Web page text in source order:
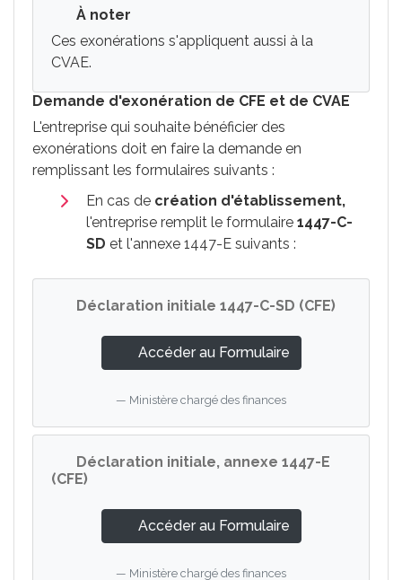
À noter
Ces exonérations s'appliquent aussi à la
CVAE.
Demande d'exonération de CFE et de CVAE
L'entreprise qui souhaite bénéficier des
exonérations doit en faire la demande en
remplissant les formulaires suivants :
En cas de création d'établissement,
l'entreprise remplit le formulaire 1447-C-
SD et l'annexe 1447-E suivants :
Déclaration initiale 1447-C-SD (CFE)
Accéder au Formulaire
Ministère chargé des finances
Déclaration initiale, annexe 1447-E
(CFE)
Accéder au Formulaire
Ministère chargé des finances